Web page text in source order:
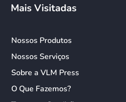
Mais Visitadas
Nossos Produtos
Nossos Serviços
Sobre a VLM Press
O Que Fazemos?